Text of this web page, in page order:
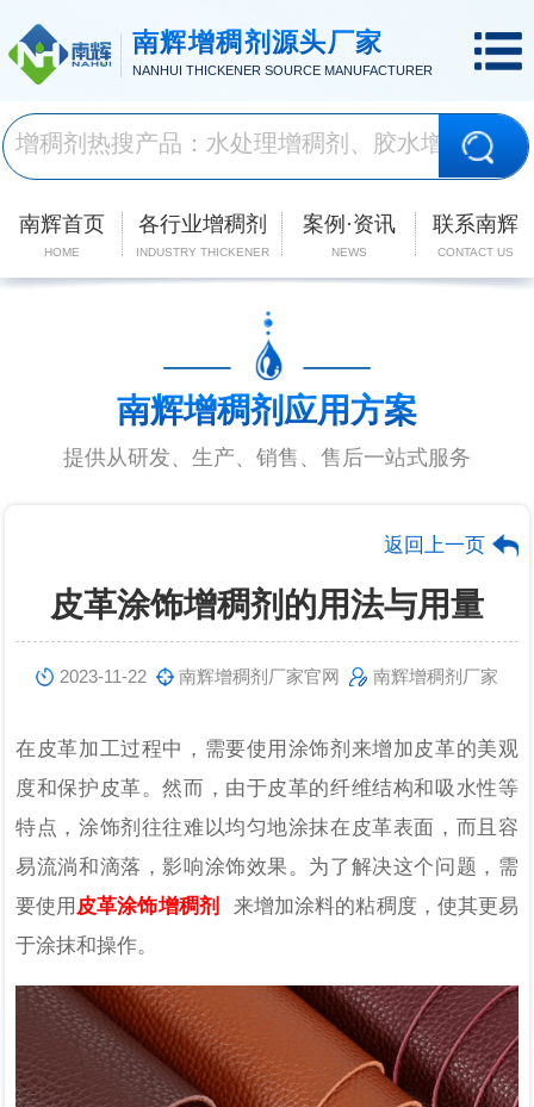
南辉增稠剂源头厂家
NANHUI THICKENER SOURCE MANUFACTURER
南辉首页
HOME
各行业增稠剂
INDUSTRY THICKENER
案例·资讯
NEWS
联系南辉
CONTACT US
南辉增稠剂应用方案
提供从研发、生产、销售、售后一站式服务
返回上一页
皮革涂饰增稠剂的用法与用量
2023-11-22 南辉增稠剂厂家官网 南辉增稠剂厂家
在皮革加工过程中，需要使用涂饰剂来增加皮革的美观
度和保护皮革。然而，由于皮革的纤维结构和吸水性等
特点，涂饰剂往往难以均匀地涂抹在皮革表面，而且容
易流淌和滴落，影响涂饰效果。为了解决这个问题，需
要使用 皮革涂饰增稠剂
来增加涂料的粘稠度，使其更易
于涂抹和操作。